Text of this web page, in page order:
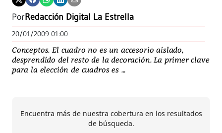
PorRedacción Digital La Estrella
20/01/2009 01:00
Conceptos. El cuadro no es un accesorio aislado,
desprendido del resto de la decoración. La primer clave
para la elección de cuadros es ...
Encuentra más de nuestra cobertura en los resultados
de búsqueda.